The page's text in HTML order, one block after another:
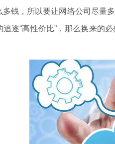
多钱，所以要让网络公司尽量
追逐“高性价比”，那么换来的